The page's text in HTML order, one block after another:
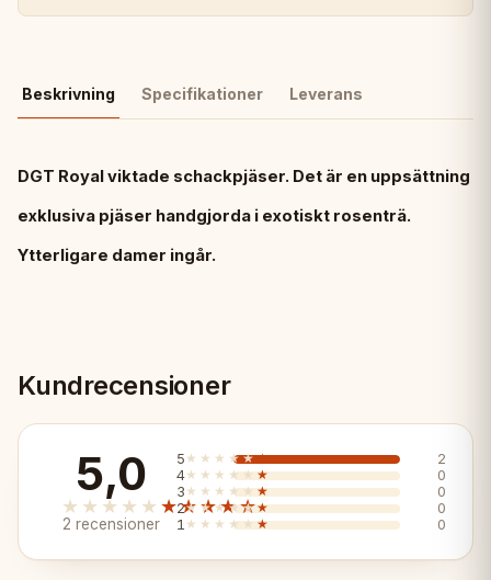
Beskrivning Specifikationer Leverans
DGT Royal viktade schackpjäser. Det är en uppsättning
exklusiva pjäser handgjorda i exotiskt rosenträ.
Ytterligare damer ingår.
Kundrecensioner
5,0
★★★★★ ★★★★★
2 recensioner
5 ★★★★★★★★★★
2
4★★★★★★★★★★
0
3 ★★★★★★★★★★
0
2★★★★★★★★★★
0
1 ★★★★★★★★★★ 0